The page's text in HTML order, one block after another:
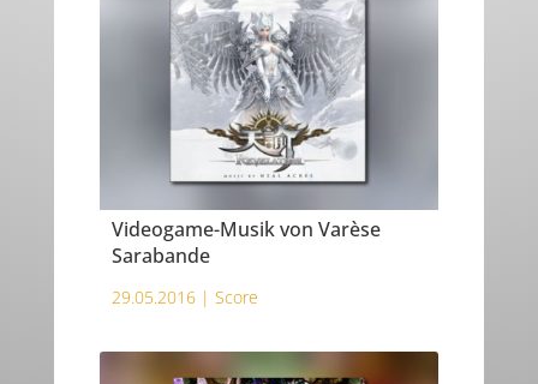
Videogame-Musik von Varèse
Sarabande
29.05.2016 | Score